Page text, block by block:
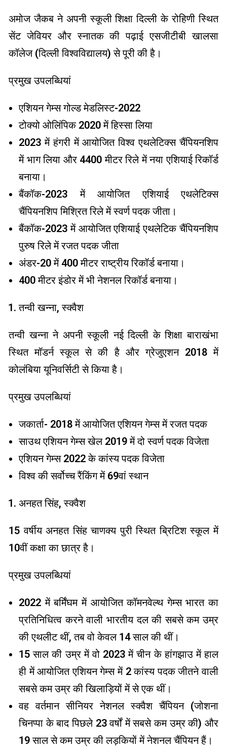
अमोज जैकब ने अपनी स्कूली शिक्षा दिल्ली के रोहिणी स्थित
सेंट जेवियर और स्नातक की पढ़ाई एसजीटीबी खालसा
कॉलेज (दिल्ली विश्वविद्यालय) से पूरी की है।
प्रमुख उपलब्धियां
एशियन गेम्स गोल्ड मेडलिस्ट-2022
⁠टोक्यो ओलिंपिक 2020 में हिस्सा लिया
2023 में हंगरी में आयोजित विश्व एथलेटिक्स चैंपियनशिप
में भाग लिया और 4400 मीटर रिले में नया एशियाई रिकॉर्ड
बनाया।
बैंकॉक-2023 में आयोजित एशियाई एथलेटिक्स
चैंपियनशिप मिश्रित रिले में स्वर्ण पदक जीता।
बैंकॉक-2023 में आयोजित एशियाई एथलेटिक चैंपियनशिप
पुरुष रिले में रजत पदक जीता
अंडर-20 में 400 मीटर राष्ट्रीय रिकॉर्ड बनाया।
⁠400 मीटर इंडोर में भी नेशनल रिकॉर्ड बनाया।
तन्वी खन्ना, स्क्वैश
तन्वी खन्ना ने अपनी स्कूली नई दिल्ली के शिक्षा बाराखंभा
स्थित मॉडर्न स्कूल से की है और ग्रेजुएशन 2018 में
कोलंबिया यूनिवर्सिटी से किया है।
प्रमुख उपलब्धियां
जकार्ता- 2018 में आयोजित एशियन गेम्स में रजत पदक
साउथ एशियन गेम्स खेल 2019 में दो स्वर्ण पदक विजेता
एशियन गेम्स 2022 के कांस्य पदक विजेता
विश्व की सर्वोच्च रैंकिंग में 69वां स्थान
अनहत सिंह, स्क्वैश
15 वर्षीय अनहत सिंह चाणक्य पुरी स्थित ब्रिटिश स्कूल में
10वीं कक्षा का छात्र है।
प्रमुख उपलब्धियां
2022 में बर्मिंघम में आयोजित कॉमनवेल्थ गेम्स भारत का
प्रतिनिधित्व करने वाली भारतीय दल की सबसे कम उम्र
की एथलीट थीं, तब वो केवल 14 साल की थीं।
15 साल की उम्र में वो 2023 में चीन के हांगझाउ में हाल
ही में आयोजित एशियन गेम्स में 2 कांस्य पदक जीतने वाली
सबसे कम उम्र की खिलाड़ियों में से एक थीं।
वह वर्तमान सीनियर नेशनल स्क्वैश चैंपियन (जोशना
चिनप्पा के बाद पिछले 23 वर्षों में सबसे कम उम्र की) और
19 साल से कम उम्र की लड़कियों में नेशनल चैंपियन हैं।